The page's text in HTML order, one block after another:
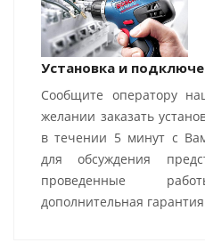
Установка и
Сообщите оператору
желании заказать
в течении 5 минут с
для обсуждения
проведенные
дополнительная